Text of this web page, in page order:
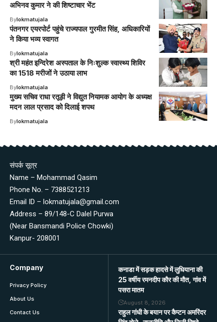
अभिनव कुमार ने की शिष्टाचार भेंट
Bylokmatujala
पंतनगर एयरपोर्ट पहुंचे राज्यपाल गुरमीत सिंह, अधिकारियों
ने किया भव्य स्वागत
Bylokmatujala
श्री महंत इन्दिरेश अस्पताल के निःशुल्क स्वास्थ्य शिविर
का 1518 मरीजों ने उठाया लाभ
Bylokmatujala
मुख्य सचिव राधा रतूड़ी ने विद्युत नियामक आयोग के अध्यक्ष
मदन लाल प्रसाद को दिलाई शपथ
Bylokmatujala
संपर्क सूत्र
Name – Mohammad Qasim
Phone No. – 7388521213
Email ID – lokmatujala@gmail.com
Address – 89/148-C Dalel Purwa
(Near Bansmandi Police Chowki)
Kanpur- 208001
Company
Privacy Policy
About Us
Contact Us
कनाडा में सड़क हादसे में लुधियाना की
25 वर्षीय रमनदीप कौर की मौत, गांव में
पसरा मातम
August 8, 2026
राहुल गांधी के बयान पर कैप्टन अमरिंदर